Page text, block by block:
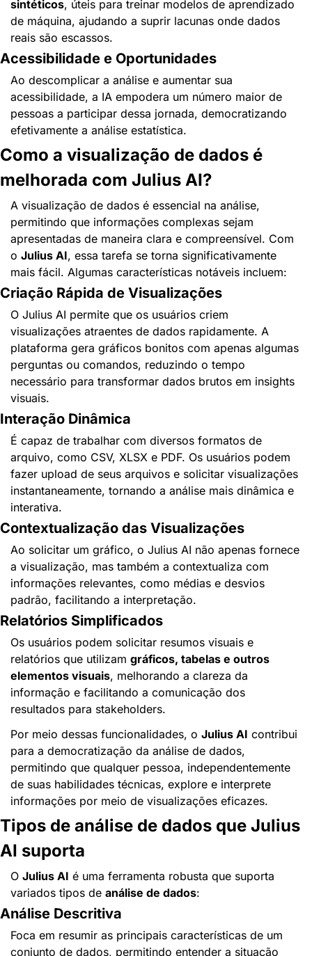
sintéticos, úteis para treinar modelos de aprendizado
de máquina, ajudando a suprir lacunas onde dados
reais são escassos.
Acessibilidade e Oportunidades
Ao descomplicar a análise e aumentar sua
acessibilidade, a IA empodera um número maior de
pessoas a participar dessa jornada, democratizando
efetivamente a análise estatística.
Como a visualização de dados é
melhorada com Julius AI?
A visualização de dados é essencial na análise,
permitindo que informações complexas sejam
apresentadas de maneira clara e compreensível. Com
o Julius AI, essa tarefa se torna significativamente
mais fácil. Algumas características notáveis incluem:
Criação Rápida de Visualizações
O Julius AI permite que os usuários criem
visualizações atraentes de dados rapidamente. A
plataforma gera gráficos bonitos com apenas algumas
perguntas ou comandos, reduzindo o tempo
necessário para transformar dados brutos em insights
visuais.
Interação Dinâmica
É capaz de trabalhar com diversos formatos de
arquivo, como CSV, XLSX e PDF. Os usuários podem
fazer upload de seus arquivos e solicitar visualizações
instantaneamente, tornando a análise mais dinâmica e
interativa.
Contextualização das Visualizações
Ao solicitar um gráfico, o Julius AI não apenas fornece
a visualização, mas também a contextualiza com
informações relevantes, como médias e desvios
padrão, facilitando a interpretação.
Relatórios Simplificados
Os usuários podem solicitar resumos visuais e
relatórios que utilizam gráficos, tabelas e outros
elementos visuais, melhorando a clareza da
informação e facilitando a comunicação dos
resultados para stakeholders.
Por meio dessas funcionalidades, o Julius AI contribui
para a democratização da análise de dados,
permitindo que qualquer pessoa, independentemente
de suas habilidades técnicas, explore e interprete
informações por meio de visualizações eficazes.
Tipos de análise de dados que Julius
AI suporta
O Julius AI é uma ferramenta robusta que suporta
variados tipos de análise de dados:
Análise Descritiva
Foca em resumir as principais características de um
conjunto de dados, permitindo entender a situação